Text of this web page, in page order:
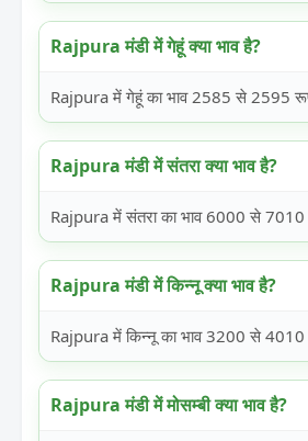
Rajpura मंडी में गेहूं क्या भाव है?
Rajpura में गेहूं का भाव 2585 से 2595
Rajpura मंडी में संतरा क्या भाव है?
Rajpura में संतरा का भाव 6000 से
Rajpura मंडी में किन्नू क्या भाव है?
Rajpura में किन्नू का भाव 3200 से
Rajpura मंडी में मोसम्बी क्या भाव है?